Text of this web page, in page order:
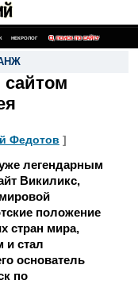
НЕКРОЛОГ ПОИСК ПО САЙТУ
Федотов ]
легендарным
Викиликс,
положение
стран мира,
и стал
основатель
по